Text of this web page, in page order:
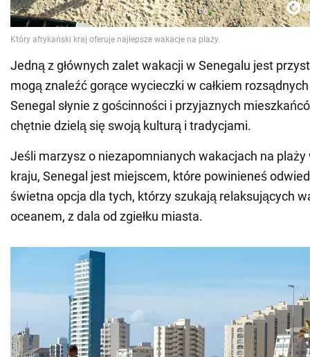
Jedną z głównych zalet wakacji w Senegalu jest
mogą znaleźć gorące wycieczki w całkiem
Senegal słynie z gościnności i przyjaznych
chętnie dzielą się swoją kulturą i tradycjami.
Jeśli marzysz o niezapomnianych wakacjach na
kraju, Senegal jest miejscem, które powinieneś
świetna opcja dla tych, którzy szukają relaksujących
oceanem, z dala od zgiełku miasta.